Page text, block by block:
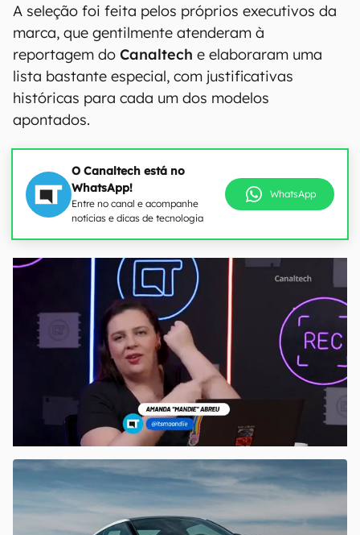
A seleção foi feita pelos próprios executivos da
marca, que gentilmente atenderam à
reportagem do Canaltech e elaboraram uma
lista bastante especial, com justificativas
históricas para cada um dos modelos
apontados.
O Canaltech está no
WhatsApp!
Entre no canal e acompanhe
notícias e dicas de tecnologia
WhatsApp